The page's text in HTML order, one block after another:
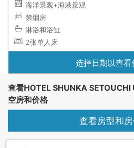
海洋景观+海港景观
禁烟房
淋浴和浴缸
2张单人床
选择日期以查看
查看HOTEL SHUNKA SETOUCHI
空房和价格
查看房型和